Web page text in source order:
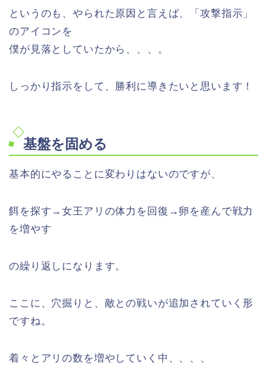
というのも、やられた原因と言えば、「攻撃指示」
のアイコンを
僕が見落としていたから、、、。
しっかり指示をして、勝利に導きたいと思います！
基盤を固める
基本的にやることに変わりはないのですが、
餌を探す→女王アリの体力を回復→卵を産んで戦力
を増やす
の繰り返しになります。
ここに、穴掘りと、敵との戦いが追加されていく形
ですね。
着々とアリの数を増やしていく中、、、、